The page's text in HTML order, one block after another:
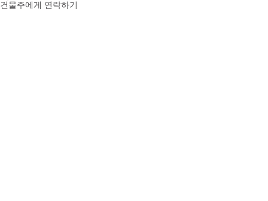
건물주에게 연락하기